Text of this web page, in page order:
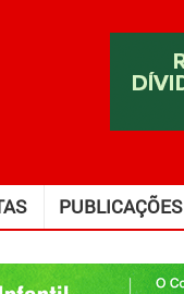
PUBLICAÇÕES